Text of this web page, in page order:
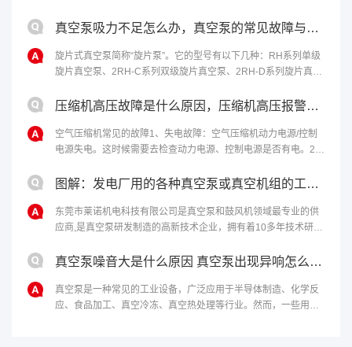
排气的目的。干式真空泵的优点包括......
真空泵吸力不足怎么办，真空泵的常见故障与修理
旋片式真空泵简称“旋片泵”。它的型号有以下几种：RH系列单级
旋片真空泵、2RH-C系列双级旋片真空泵、2RH-D系列旋片真空
含氧过高、爆炸性、腐......
压缩机高压故障是什么原因，压缩机高压报警原因和解决办法
空气压缩机常见的故障1、失电故障：空气压缩机动力电源/控制
电源失电。这时候需要去检查动力电源、控制电源是否有电。2、
够充分，电机本身或轴承有问题......
图解：发电厂用的各种真空泵或真空机组的工作原理
东莞市莱诺机电科技有限公司是真空泵和鼓风机领域最专业的供
应商,是真空泵研发制造的高新技术企业，拥有着10多年技术研发
112-722。...
真空泵噪音大是什么原因 真空泵出现异响怎么处理
真空泵是一种常见的工业设备，广泛应用于半导体制造、化学反
应、食品加工、真空冷冻、真空热处理等行业。然而，一些用户